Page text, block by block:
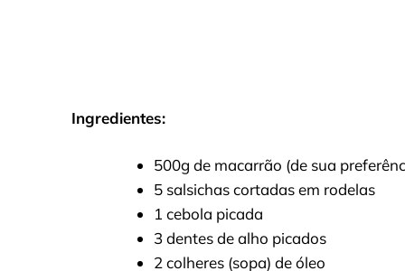
Ingredientes:
500g de macarrão (de sua
5 salsichas cortadas em rodelas
1 cebola picada
3 dentes de alho picados
2 colheres (sopa) de óleo